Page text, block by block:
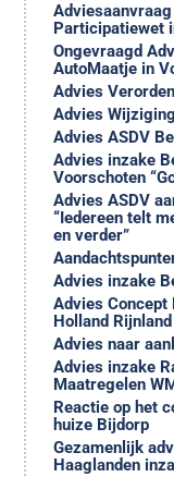
Participatiewet
Ongevraagd
AutoMaatje in
Advies
Advies
Advies ASDV
Advies inzake
Voorschoten
Advies ASDV
“Iedereen telt
en verder”
Advies inzake
Advies Concept
Holland Rijnland
Advies naar
Advies inzake
Maatregelen
Reactie op het
huize Bijdorp
Gezamenlijk
Haaglanden